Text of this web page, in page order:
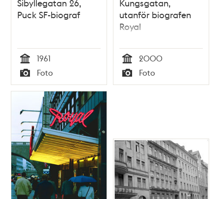
Sibyllegatan 26,
Puck SF-biograf
Tid
1961
Typ
Foto
Kungsgatan,
utanför biografen
Royal
Tid
2000
Typ
Foto